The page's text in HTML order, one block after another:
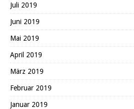
Juli 2019
Juni 2019
Mai 2019
April 2019
März 2019
Februar 2019
Januar 2019